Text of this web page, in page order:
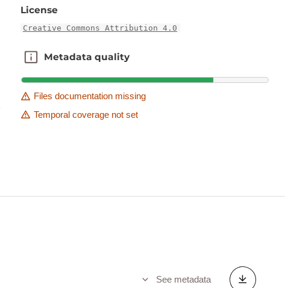
License
Creative Commons Attribution 4.0
Metadata quality
Metadata quality
Files documentation missing
Temporal coverage not set
See metadata